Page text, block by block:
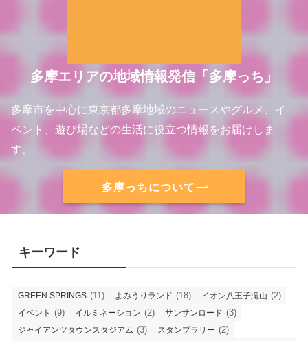
多摩エリアの地域情報発信「多摩っち」
多摩市を中心に東京都多摩地域のニュースやグルメ、イ
ベント、遊び場などの生活に役立つ情報をお届けしま
す。
多摩っちについて
キーワード
GREEN SPRINGS (11) よみうりランド (18) イオン八王子滝山 (2)
イベント (9) イルミネーション (2) サンサンロード (3)
ジャイアンツタウンスタジアム (3) スタンプラリー (2)